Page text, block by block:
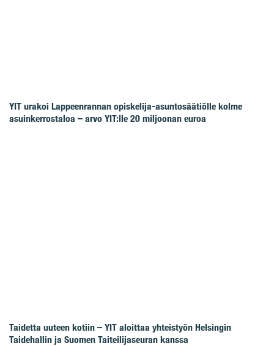
YIT urakoi Lappeenrannan opiskelija-asuntosäätiölle kolme
asuinkerrostaloa – arvo YIT:lle 20 miljoonan euroa
Taidetta uuteen kotiin – YIT aloittaa yhteistyön Helsingin
Taidehallin ja Suomen Taiteilijaseuran kanssa